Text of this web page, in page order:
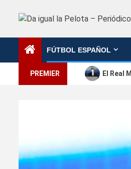
FÚTBOL ESPAÑOL
PREMIER 1 El Real